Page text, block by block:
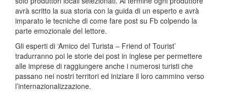
avrà scritto la sua storia con la guida di un esperto e avrà
imparato le tecniche di come fare post su Fb colpendo la
parte emozionale del lettore.
Gli esperti di ‘Amico del Turista – Friend of Tourist’
tradurranno poi le storie dei post in inglese per permettere
alle imprese di raggiungere anche i numerosi turisti che
passano nei nostri territori ed iniziare il loro cammino verso
l’internazionalizzazione.